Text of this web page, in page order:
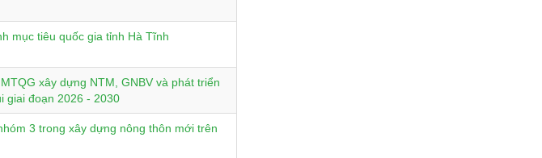
mục tiêu quốc gia tỉnh Hà Tĩnh
xây dựng NTM, GNBV và phát triển
giai đoạn 2026 - 2030
3 trong xây dựng nông thôn mới trên